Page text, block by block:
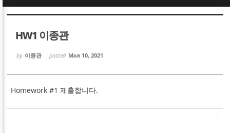
HW1 이종관
by 이종관 posted Mar 10, 2021
Homework #1 제출합니다.
Sketchbook5, 스케치북5
Sketchbook5, 스케치북5
Sketchbook5, 스케치북5
Sketchbook5, 스케치북5